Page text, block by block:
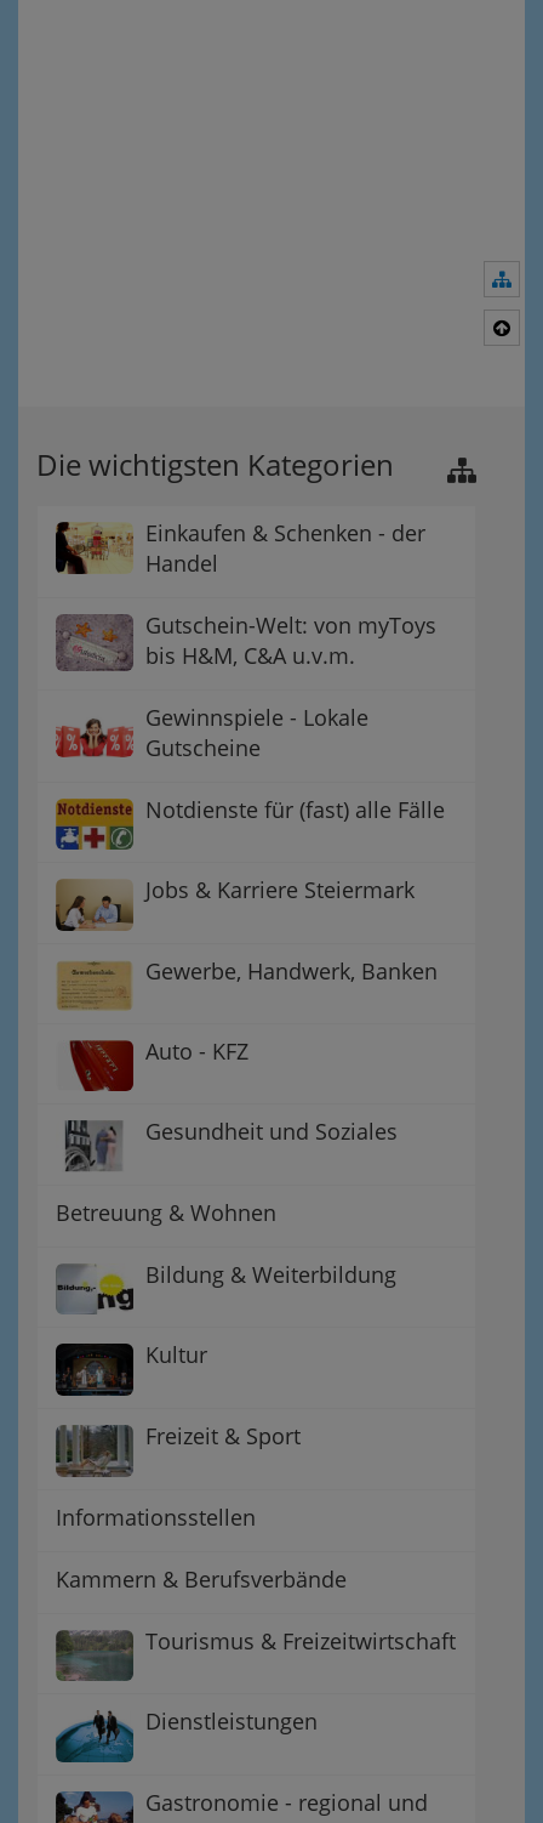
Die wichtigsten Kategorien
Einkaufen & Schenken - der
Handel
Gutschein-Welt: von myToys
bis H&M, C&A u.v.m.
Gewinnspiele - Lokale
Gutscheine
Notdienste für (fast) alle Fälle
Jobs & Karriere Steiermark
Gewerbe, Handwerk, Banken
Auto - KFZ
Gesundheit und Soziales
Betreuung & Wohnen
Bildung & Weiterbildung
Kultur
Freizeit & Sport
Informationsstellen
Kammern & Berufsverbände
Tourismus & Freizeitwirtschaft
Dienstleistungen
Gastronomie - regional und